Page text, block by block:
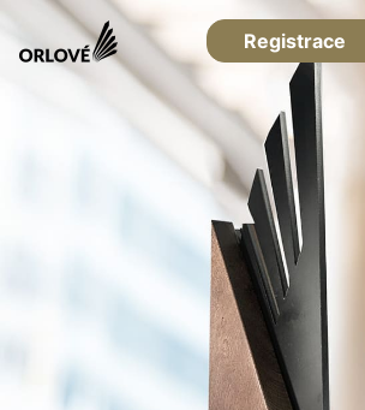
Registrace